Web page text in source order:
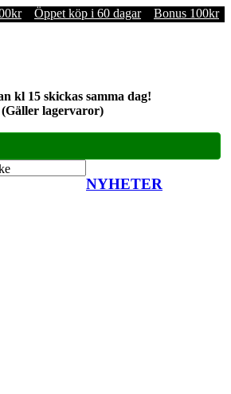
Öppet köp i 60 dagar Bonus 100kr
kl 15 skickas samma dag!
(Gäller lagervaror)
NYHETER